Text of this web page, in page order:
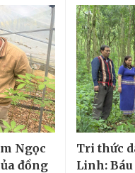
Ngọc
đồng
Tri thức
Linh: